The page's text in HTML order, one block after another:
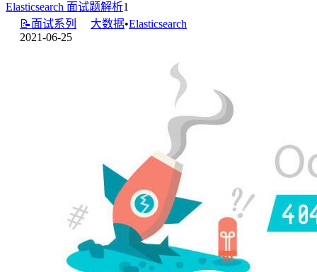
Elasticsearch 面试题解析1
📝面试系列
大数据•Elasticsearch
2021-06-25